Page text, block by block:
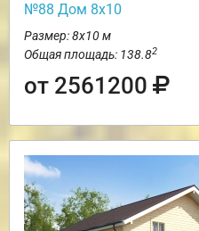
№88 Дом 8х10
Размер: 8х10 м
Общая площадь: 138.82
от 2561200